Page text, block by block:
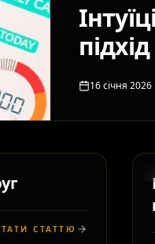
16 січня 2026
СТАТТЮ